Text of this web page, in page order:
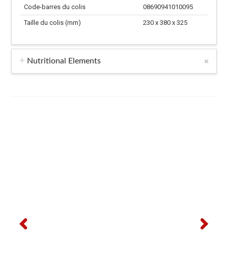
Code-barres du colis 08690941010095
Taille du colis (mm) 230 x 380 x 325
Nutritional Elements